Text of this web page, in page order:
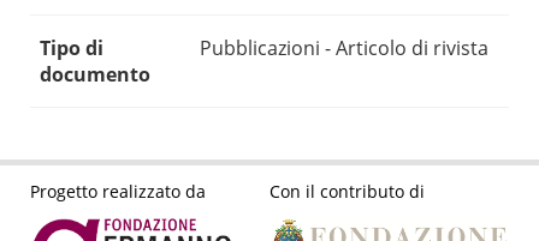
Tipo di
documento
Pubblicazioni - Articolo di rivista
Progetto realizzato da Con il contributo di